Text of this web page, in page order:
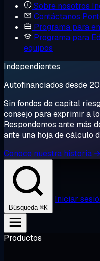
Sobre nosotros
Contáctanos
Programa para
Programa para
equipos
Independientes
Autofinanciados desde
Sin fondos de capital
consejo para exprimir a
Respondemos ante más
ante una hoja de cálculo
Conoce nuestra historia →
Búsqueda ⌘K
Iniciar
Productos